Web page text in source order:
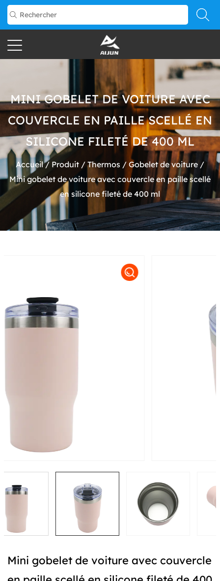
MINI GOBELET DE VOITURE AVEC
COUVERCLE EN PAILLE SCELLÉ EN
SILICONE FILETÉ DE 400 ML
Accueil/ Produit / Thermos / Gobelet de voiture /
Mini gobelet de voiture avec couvercle en paille scellé
en silicone fileté de 400 ml
Mini gobelet de voiture avec couvercle